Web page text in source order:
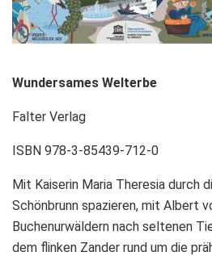
Wundersames Welterbe
Falter Verlag
ISBN 978-3-85439-712-0
Mit Kaiserin Maria Theresia durch
Schönbrunn spazieren, mit Albert
Buchenurwäldern nach seltenen
dem flinken Zander rund um die